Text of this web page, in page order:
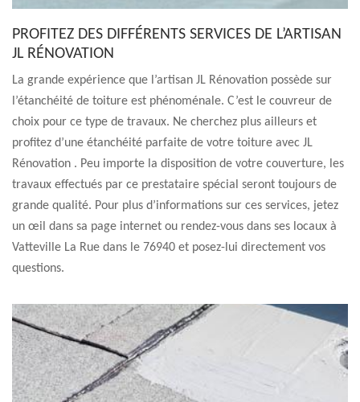
PROFITEZ DES DIFFÉRENTS SERVICES DE L’ARTISAN
JL RÉNOVATION
La grande expérience que l’artisan JL Rénovation possède sur
l’étanchéité de toiture est phénoménale. C’est le couvreur de
choix pour ce type de travaux. Ne cherchez plus ailleurs et
profitez d’une étanchéité parfaite de votre toiture avec JL
Rénovation . Peu importe la disposition de votre couverture, les
travaux effectués par ce prestataire spécial seront toujours de
grande qualité. Pour plus d’informations sur ces services, jetez
un œil dans sa page internet ou rendez-vous dans ses locaux à
Vatteville La Rue dans le 76940 et posez-lui directement vos
questions.